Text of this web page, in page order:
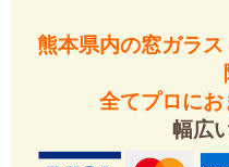
熊本県内の窓ガラ
全てプロにお
幅広